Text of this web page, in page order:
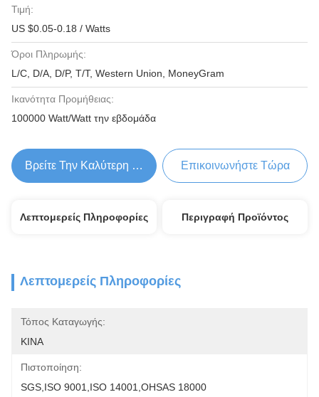
Τιμή:
US $0.05-0.18 / Watts
Όροι Πληρωμής:
L/C, D/A, D/P, T/T, Western Union, MoneyGram
Ικανότητα Προμήθειας:
100000 Watt/Watt την εβδομάδα
Βρείτε Την Καλύτερη Τιμή Επικοινωνήστε Τώρα
Λεπτομερείς Πληροφορίες Περιγραφή Προϊόντος
Λεπτομερείς Πληροφορίες
Τόπος Καταγωγής:
ΚΙΝΑ
Πιστοποίηση:
SGS,ISO 9001,ISO 14001,OHSAS 18000